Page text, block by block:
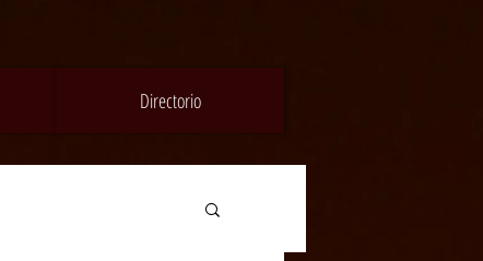
Directorio